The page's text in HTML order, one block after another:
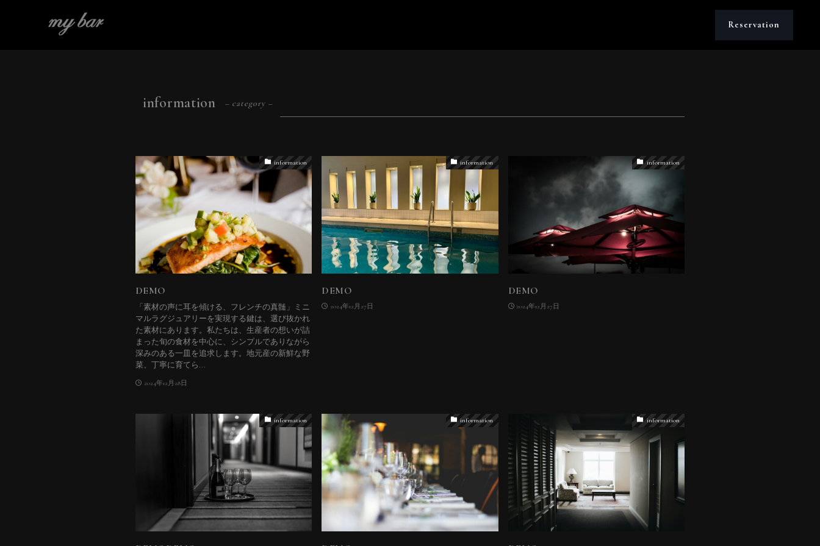
Reservation
information – category –
information
DEMO
「素材の声に耳を傾ける、フレンチの真髄」ミニ
マルラグジュアリーを実現する鍵は、選び抜かれ
た素材にあります。私たちは、生産者の想いが詰
まった旬の食材を中心に、シンプルでありながら
深みのある一皿を追求します。地元産の新鮮な野
菜、丁寧に育てら...
2024年12月28日
information
DEMO
2024年12月27日
information
DEMO
2024年12月27日
information information information